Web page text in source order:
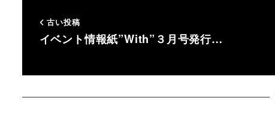
古い投稿
イベント情報紙”With”３月号発行…